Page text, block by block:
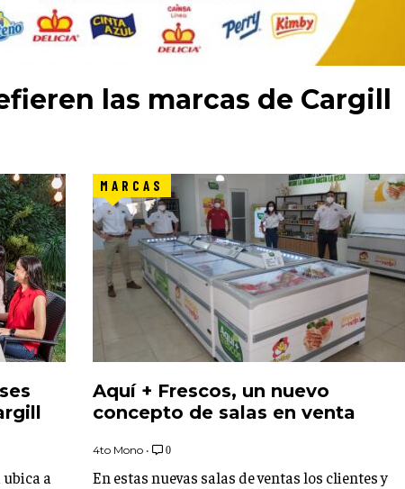
las marcas de Cargill
a
MARCAS
Aquí + Frescos, un nuevo
concepto de salas en venta
4to Mono • 0
En estas nuevas salas de ventas los clientes y